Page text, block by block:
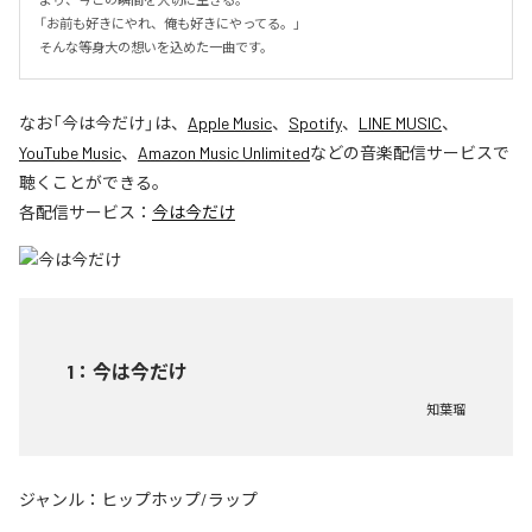
「お前も好きにやれ、俺も好きにやってる。」
そんな等身大の想いを込めた一曲です。
なお「今は今だけ」は、 Apple Music、 Spotify、 LINE MUSIC、
YouTube Music、 Amazon Music Unlimitedなどの音楽配信サービスで
聴くことができる。
各配信サービス： 今は今だけ
1 ： 今は今だけ
知葉瑠
ジャンル： ヒップホップ/ラップ